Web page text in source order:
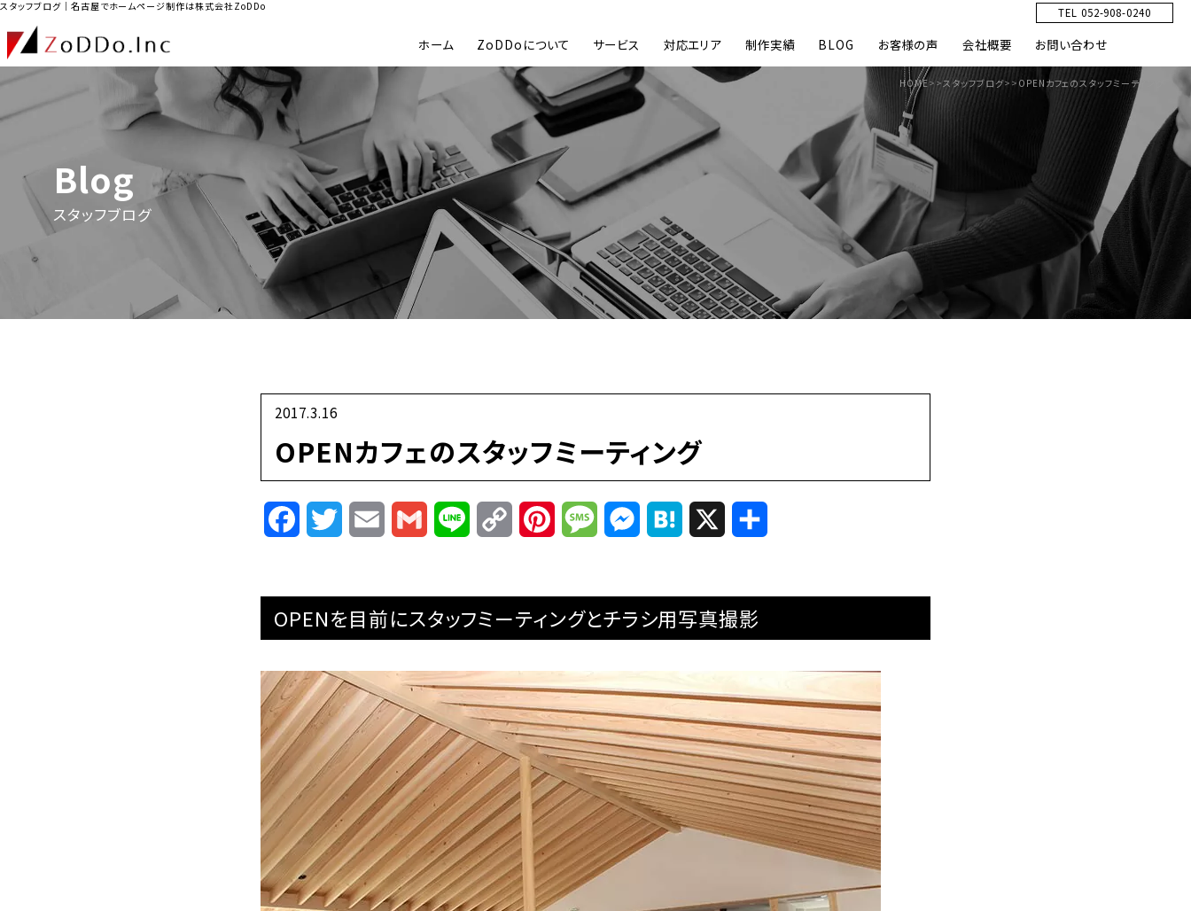
スタッフブログ｜名古屋でホームページ制作は株式会社ZoDDo
ホーム ZoDDoについて サービス 対応エリア 制作実績 BLOG お客様の声 会社概要 お問い合わせ
TEL 052-908-0240
Blog
スタッフブログ
HOME>>スタッフブログ>> OPENカフェのスタッフミーティング
2017.3.16
OPENカフェのスタッフミーティング
FacebookTwitterEmail Gmail Line
Copy
Link
PinterestMessageMessenger
Hatena
OPENを目前にスタッフミーティングとチラシ用写真撮影